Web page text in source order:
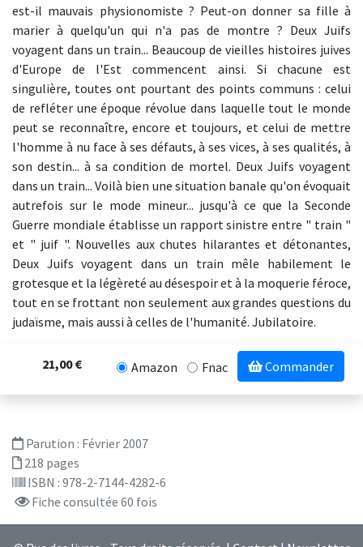
est-il mauvais physionomiste ? Peut-on donner sa fille à
marier à quelqu'un qui n'a pas de montre ? Deux Juifs
voyagent dans un train... Beaucoup de vieilles histoires juives
d'Europe de l'Est commencent ainsi. Si chacune est
singulière, toutes ont pourtant des points communs : celui
de refléter une époque révolue dans laquelle tout le monde
peut se reconnaître, encore et toujours, et celui de mettre
l'homme à nu face à ses défauts, à ses vices, à ses qualités, à
son destin... à sa condition de mortel. Deux Juifs voyagent
dans un train... Voilà bien une situation banale qu'on évoquait
autrefois sur le mode mineur... jusqu'à ce que la Seconde
Guerre mondiale établisse un rapport sinistre entre " train "
et " juif ". Nouvelles aux chutes hilarantes et détonantes,
Deux Juifs voyagent dans un train mêle habilement le
grotesque et la légèreté au désespoir et à la moquerie féroce,
tout en se frottant non seulement aux grandes questions du
judaïsme, mais aussi à celles de l'humanité. Jubilatoire.
21,00 € Amazon Fnac Commander
Parution : Février 2007
218 pages
ISBN : 978-2-7144-4282-6
Fiche consultée 60 fois